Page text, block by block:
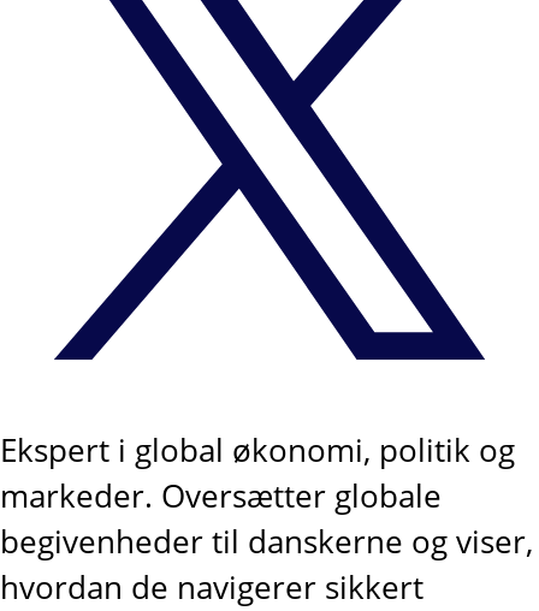
Ekspert i global økonomi, politik og
markeder. Oversætter globale
begivenheder til danskerne og viser,
hvordan de navigerer sikkert